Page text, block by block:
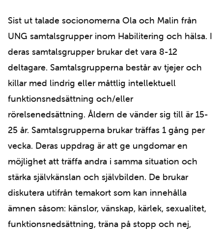
Sist ut talade socionomerna Ola och Malin från
UNG samtalsgrupper inom Habilitering och hälsa. I
deras samtalsgrupper brukar det vara 8-12
deltagare. Samtalsgrupperna består av tjejer och
killar med lindrig eller måttlig intellektuell
funktionsnedsättning och/eller
rörelsenedsättning. Åldern de vänder sig till är 15-
25 år. Samtalsgrupperna brukar träffas 1 gång per
vecka. Deras uppdrag är att ge ungdomar en
möjlighet att träffa andra i samma situation och
stärka självkänslan och självbilden. De brukar
diskutera utifrån temakort som kan innehålla
ämnen såsom: känslor, vänskap, kärlek, sexualitet,
funktionsnedsättning, träna på stopp och nej,